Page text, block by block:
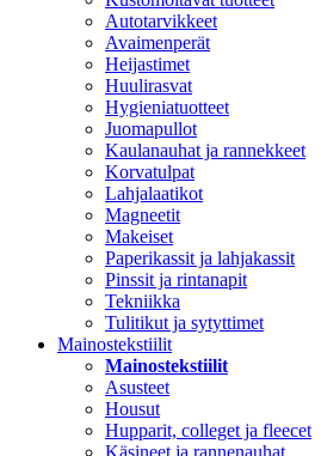
Autotarvikkeet
Avaimenperät
Heijastimet
Huulirasvat
Hygieniatuotteet
Juomapullot
Kaulanauhat ja rannekkeet
Korvatulpat
Lahjalaatikot
Magneetit
Makeiset
Paperikassit ja lahjakassit
Pinssit ja rintanapit
Tekniikka
Tulitikut ja sytyttimet
Mainostekstiilit
Mainostekstiilit
Asusteet
Housut
Hupparit, colleget ja fleecet
Käsineet ja rannenauhat